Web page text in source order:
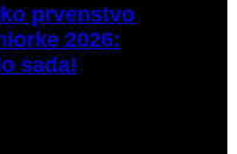
prvenstvo
2026:
sada!